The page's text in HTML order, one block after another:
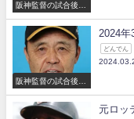
阪神監督の試合後の
コメント
阪神監督の試合後の
コメント
2024年
どんでん
元ロッ